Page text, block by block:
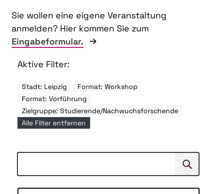
Sie wollen eine eigene Veranstaltung
anmelden? Hier kommen Sie zum
Eingabeformular.
Aktive Filter:
Stadt: Leipzig
Format: Workshop
Format: Vorführung
Zielgruppe: Studierende/Nachwuchsforschende
Alle Filter entfernen
Suchen